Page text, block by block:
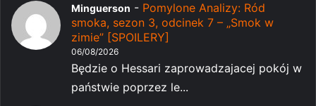
Minguerson - Pomylone Analizy: Ród
smoka, sezon 3, odcinek 7 – „Smok w
zimie” [SPOILERY]
06/08/2026
Będzie o Hessari zaprowadzajacej pokój w
państwie poprzez le...